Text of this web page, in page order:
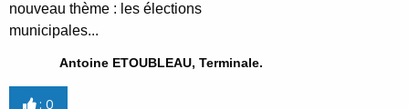
nouveau thème : les élections
municipales...
Antoine ETOUBLEAU, Terminale.
:0